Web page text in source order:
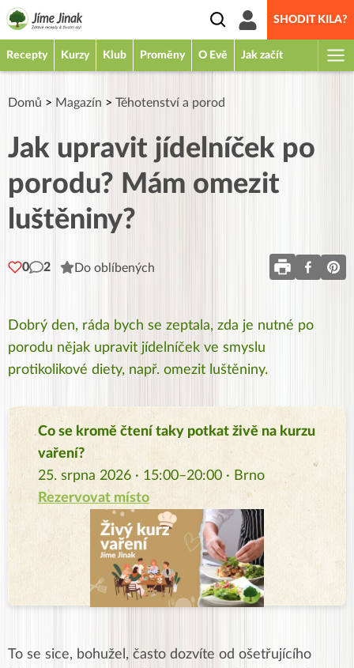
SHODIT KILA?
Recepty Kurzy Klub Proměny O Evě Jak začít
Domů > Magazín > Těhotenství a porod
Jak upravit jídelníček po
porodu? Mám omezit
luštěniny?
0 2 Do oblíbených
Dobrý den, ráda bych se zeptala, zda je nutné po
porodu nějak upravit jídelníček ve smyslu
protikolikové diety, např. omezit luštěniny.
Co se kromě čtení taky potkat živě na kurzu
vaření?
25. srpna 2026 · 15:00–20:00 · Brno
Rezervovat místo
To se sice, bohužel, často dozvíte od ošetřujícího